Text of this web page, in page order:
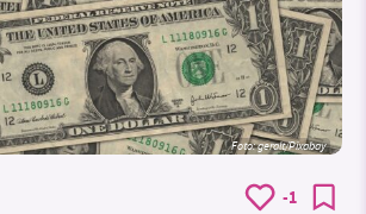
Foto:geralt/Pixabay
-1